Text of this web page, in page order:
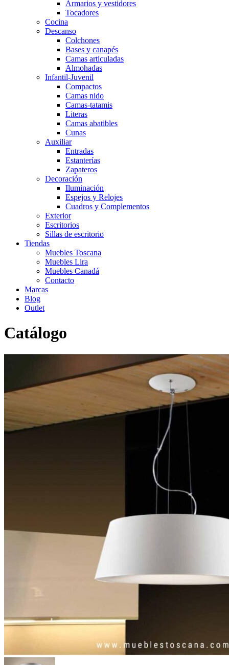
Armarios y vestidores
Tocadores
Cocina
Descanso
Colchones
Bases y canapés
Camas articuladas
Almohadas
Infantil-Juvenil
Compactos
Camas nido
Camas-tatamis
Literas
Camas abatibles
Cunas
Auxiliar
Entradas
Estanterías
Zapateros
Decoración
Iluminación
Espejos y Relojes
Cuadros y Complementos
Exterior
Escritorios
Sillas de escritorio
Tiendas
Muebles Toscana
Muebles Lira
Muebles Canadá
Contacto
Marcas
Blog
Outlet
Catálogo
Iluminación>Lámpara de techo